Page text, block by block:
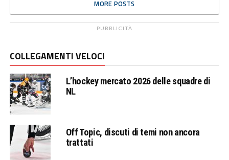
MORE POSTS
PUBBLICITÀ
COLLEGAMENTI VELOCI
L’hockey mercato 2026 delle squadre di
NL
Off Topic, discuti di temi non ancora
trattati